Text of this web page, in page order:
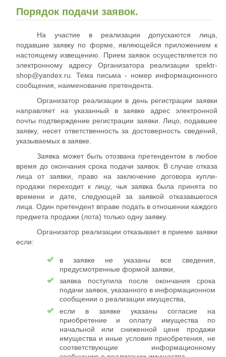
Порядок подачи заявок.
На участие в реализации допускаются лица,
подавшие заявку по форме, являющейся приложением к
настоящему извещению. Прием заявок осуществляется по
электронному адресу Организатора реализации spektr-
shop@yandex.ru. Тема письма - номер информационного
сообщения, наименование претендента.
Организатор реализации в день регистрации заявки
направляет на указанный в заявке адрес электронной
почты подтверждение регистрации заявки. Лицо, подавшее
заявку, несет ответственность за достоверность сведений,
указываемых в заявке.
Заявка может быть отозвана претендентом в любое
время до окончания срока подачи заявок. В случае отказа
лица от заявки, право на заключение договора купли-
продажи переходит к лицу, чья заявка была принята по
времени и дате, следующей за заявкой отказавшегося
лица. Один претендент вправе подать в отношении каждого
предмета продажи (лота) только одну заявку.
Организатор реализации отказывает в приеме заявки
если:
в заявке не указаны все сведения,
предусмотренные формой заявки,
заявка поступила после окончания срока
подачи заявок, указанного в информационном
сообщении о реализации имущества,
если в заявке указаны согласие на
приобретение и оплату имущества по
начальной или сниженной цене продажи
имущества и иные условия приобретения, не
соответствующие информационному